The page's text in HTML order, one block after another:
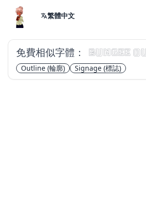
繁體中文
免費相似字體： Bungee
Outline (輪廓) Signage (標誌)